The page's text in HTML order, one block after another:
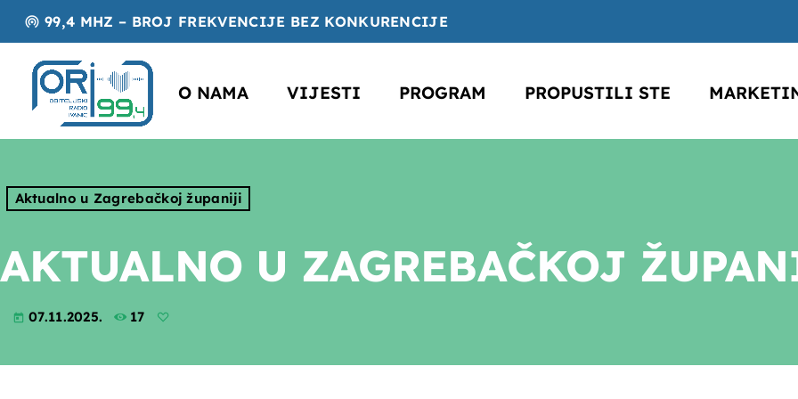
wifi_tethering 99,4 MHZ – BROJ FREKVENCIJE BEZ KONKURENCIJE
O NAMA VIJESTI PROGRAM PROPUSTILI STE
Aktualno u Zagrebačkoj županiji
AKTUALNO U ZAGREBAČKOJ
today 07.11.2025. 17